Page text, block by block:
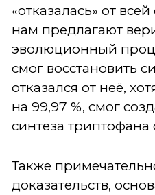
«отказалась» от
нам предлагают
эволюционный
смог восстановить
отказался от неё,
на 99,97 %, смог
синтеза триптофана
Также
доказательств,